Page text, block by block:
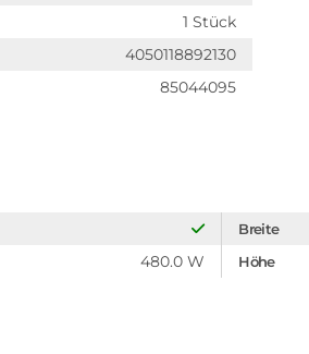
1 Stück
4050118892130
85044095
Breite
480.0 W Höhe